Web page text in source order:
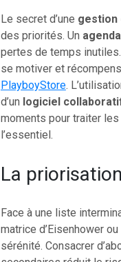
Le secret d’une gestion
des priorités. Un
pertes de temps
se motiver et
PlayboyStore.
d’un logiciel
moments pour traiter
l’essentiel.
La
Face à une liste
matrice d’Eisenhower
sérénité. Consacrer